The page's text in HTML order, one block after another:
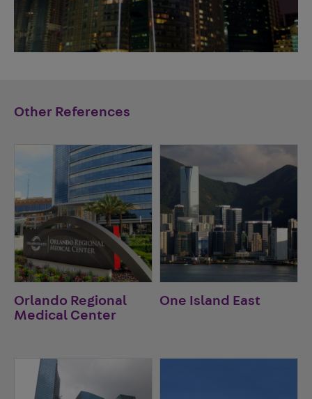
Other References
Orlando Regional
Medical Center
One Island East